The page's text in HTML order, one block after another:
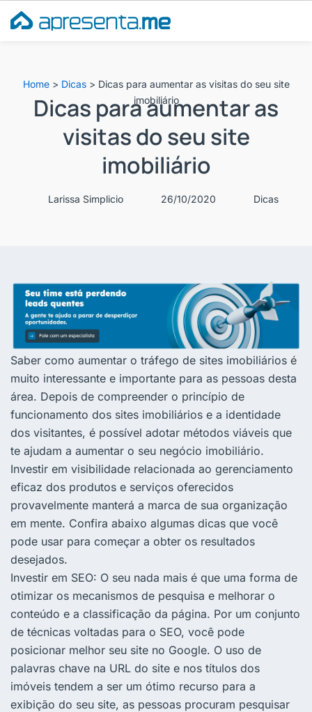
para
Home> Dicas> Dicas para aumentar as visitas do seu site
imobiliário
Dicas para aumentar as
visitas do seu site
imobiliário
Larissa Simplicio 26/10/2020 Dicas
Saber como aumentar o tráfego de sites imobiliários é
muito interessante e importante para as pessoas desta
área. Depois de compreender o princípio de
funcionamento dos sites imobiliários e a identidade
dos visitantes, é possível adotar métodos viáveis ​​que
te ajudam a aumentar o seu negócio imobiliário.
Investir em visibilidade relacionada ao gerenciamento
eficaz dos produtos e serviços oferecidos
provavelmente manterá a marca de sua organização
em mente. Confira abaixo algumas dicas que você
pode usar para começar a obter os resultados
desejados.
Investir em SEO: O seu nada mais é que uma forma de
otimizar os mecanismos de pesquisa e melhorar o
conteúdo e a classificação da página. Por um conjunto
de técnicas voltadas para o SEO, você pode
posicionar melhor seu site no Google. O uso de
palavras chave na URL do site e nos títulos dos
imóveis tendem a ser um ótimo recurso para a
exibição do seu site, as pessoas procuram pesquisar